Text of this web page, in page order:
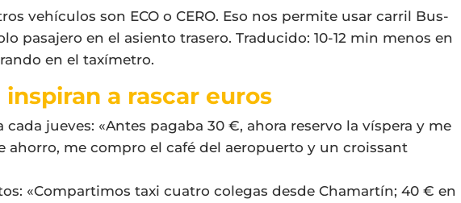
vehículos son ECO o CERO. Eso nos permite usar carril Bus-
pasajero en el asiento trasero. Traducido: 10-12 min menos en
en el taxímetro.
a rascar euros
cada jueves: «Antes pagaba 30 €, ahora reservo la víspera y me
ahorro, me compro el café del aeropuerto y un croissant
«Compartimos taxi cuatro colegas desde Chamartín; 40 € en